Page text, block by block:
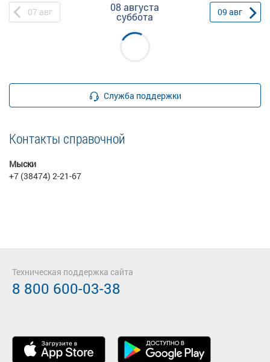
07 авг 08 августа
суббота 09 авг
Служба поддержки
Контакты справочной
Мыски
+7 (38474) 2-21-67
Техническая поддержка сайта
8 800 600-03-38